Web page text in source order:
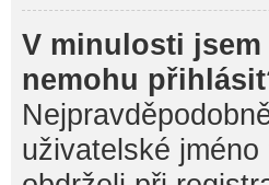
V minulosti
nemohu
uživatelské